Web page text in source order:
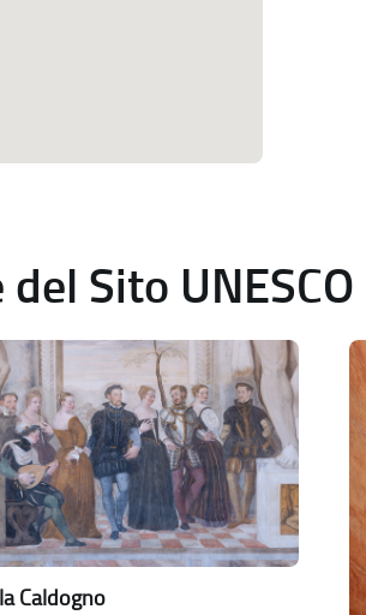
Sito UNESCO
Caldogno